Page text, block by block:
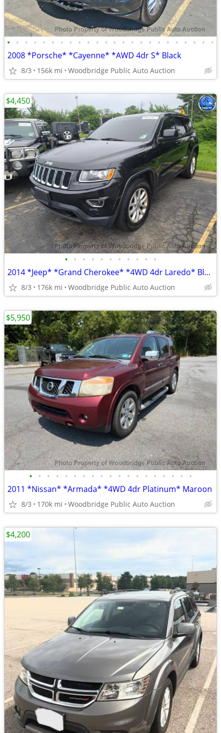
• • • • • • • • • • • • • • • • • • • • • • • •
2008 *Porsche* *Cayenne* *AWD 4dr S* Black
8/3 156k mi Woodbridge Public Auto Auction
• • • • • • • • • • •
2014 *Jeep* *Grand Cherokee* *4WD 4dr Laredo* Black
8/3 176k mi Woodbridge Public Auto Auction
$4,450
• • • • • • • • • • • • • • • • • • •
2011 *Nissan* *Armada* *4WD 4dr Platinum* Maroon
8/3 170k mi Woodbridge Public Auto Auction
$5,950
$4,200